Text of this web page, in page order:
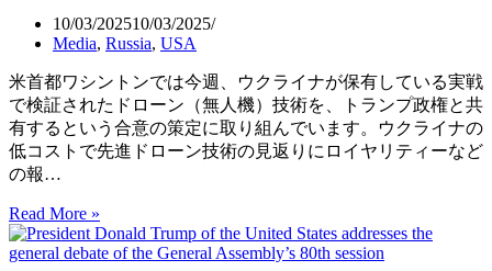
な
っ
て
い
る
（The
Animals
in
War（Війна
очима
тварин）
日
本
幕
公
10/03/202510/03/2025
Media, Russia, USA
米首都ワシントンでは今週、ウクライナが保有している実戦
で検証されたドローン（無人機）技術を、トランプ政権と共
有するという合意の策定に取り組んでいます。ウクライナの
低コストで先進ドローン技術の見返りにロイヤリティーなど
の報…
Read More »
律
ド